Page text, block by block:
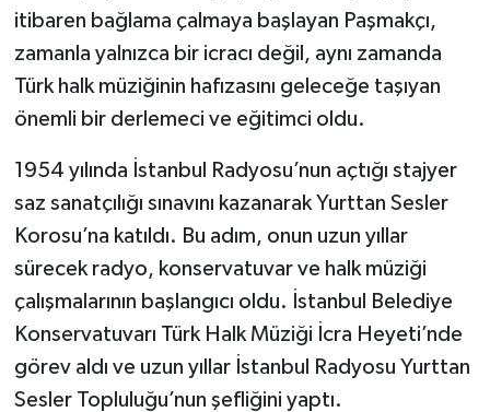
itibaren bağlama çalmaya başlayan Paşmakçı,
zamanla yalnızca bir icracı değil, aynı zamanda
Türk halk müziğinin hafızasını geleceğe taşıyan
önemli bir derlemeci ve eğitimci oldu.
1954 yılında İstanbul Radyosu’nun açtığı stajyer
saz sanatçılığı sınavını kazanarak Yurttan Sesler
Korosu’na katıldı. Bu adım, onun uzun yıllar
sürecek radyo, konservatuvar ve halk müziği
çalışmalarının başlangıcı oldu. İstanbul Belediye
Konservatuvarı Türk Halk Müziği İcra Heyeti’nde
görev aldı ve uzun yıllar İstanbul Radyosu Yurttan
Sesler Topluluğu’nun şefliğini yaptı.